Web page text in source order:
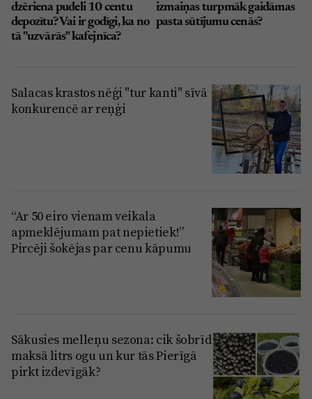
dzēriena pudeli 10 centu
depozītu? Vai ir godīgi, ka no
tā "uzvārās" kafejnīca?
izmaiņas turpmāk gaidāmas
pasta sūtījumu cenās?
Salacas krastos nēģi "tur kanti" sīvā
konkurencē ar reņģi
“Ar 50 eiro vienam veikala
apmeklējumam pat nepietiek!”
Pircēji šokējas par cenu kāpumu
Sākusies melleņu sezona: cik šobrīd
maksā litrs ogu un kur tās Pierīgā
pirkt izdevīgāk?